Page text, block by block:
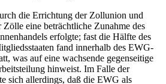
die Errichtung der Zollunion und
eine beträchtliche Zunahme des
erfolgte; fast die Hälfte des
fand innerhalb des EWG-
was auf eine wachsende gegenseitige
hinweist. Im Falle der
sich allerdings, daß die EWG als